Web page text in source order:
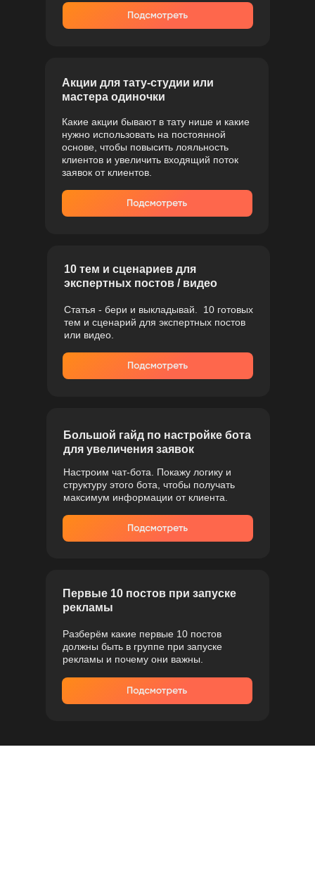
Первые 10 постов при запуске
рекламы
Разберём какие первые 10 постов
должны быть в группе при запуске
рекламы и почему они важны.
Настроим чат-бота. Покажу логику и
структуру этого бота, чтобы получать
максимум информации от клиента.
Большой гайд по настройке бота
для увеличения заявок
10 тем и сценариев для
экспертных постов / видео
Статья - бери и выкладывай. 10 готовых
тем и сценарий для экспертных постов
или видео.
Акции для тату-студии или
мастера одиночки
Какие акции бывают в тату нише и какие
нужно использовать на постоянной
основе, чтобы повысить лояльность
клиентов и увеличить входящий поток
заявок от клиентов.